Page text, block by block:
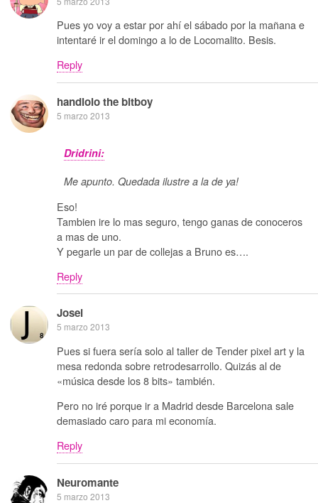
Pues yo voy a estar por ahí el sábado por la mañana e
intentaré ir el domingo a lo de Locomalito. Besis.
Reply
handlolo the bitboy
5 marzo 2013
Dridrini:
Me apunto. Quedada ilustre a la de ya!
Eso!
Tambien ire lo mas seguro, tengo ganas de conoceros
a mas de uno.
Y pegarle un par de collejas a Bruno es….
Reply
Josei
5 marzo 2013
Pues si fuera sería solo al taller de Tender pixel art y la
mesa redonda sobre retrodesarrollo. Quizás al de
«música desde los 8 bits» también.
Pero no iré porque ir a Madrid desde Barcelona sale
demasiado caro para mi economía.
Reply
Neuromante
5 marzo 2013